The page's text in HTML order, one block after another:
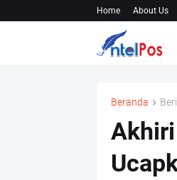
Home About Us
Beranda
Akhiri